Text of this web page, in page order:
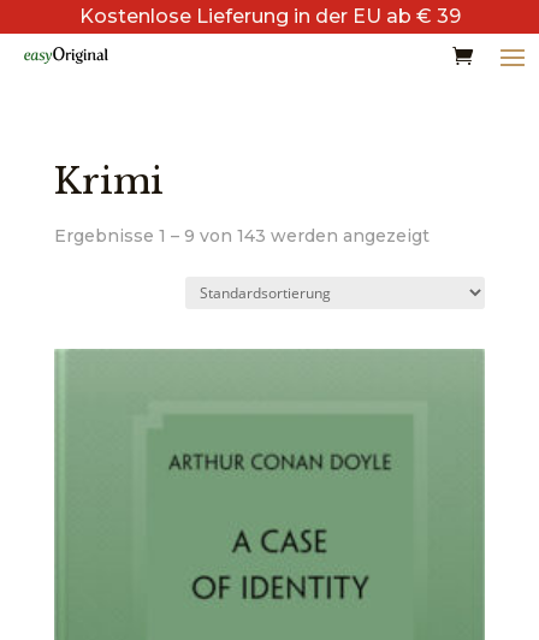
Kostenlose Lieferung in der EU ab € 39
Krimi
Ergebnisse 1 – 9 von 143 werden angezeigt